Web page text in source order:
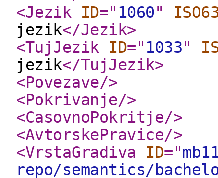
<Jezik
ID=" 1060"
jezik</Jezik>
<TujJezik
ID=" 1033"
jezik</TujJezik>
<Povezave/>
<Pokrivanje/>
<CasovnoPokritje/>
<AvtorskePravice/>
<VrstaGradiva
ID="
repo/semantics/